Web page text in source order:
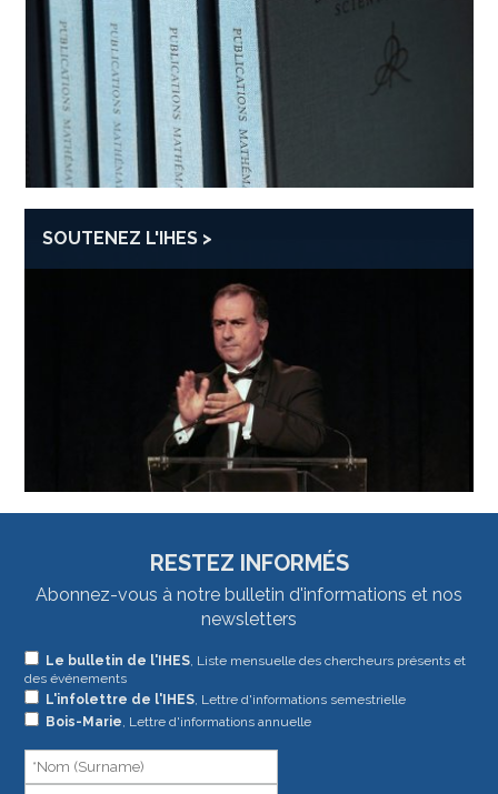
SOUTENEZ L'IHES
RESTEZ INFORMÉS
Abonnez-vous à notre bulletin d'informations et nos
newsletters
Le bulletin de l'IHES, Liste mensuelle des chercheurs présents et
des événements
L'infolettre de l'IHES, Lettre d'informations semestrielle
Bois-Marie , Lettre d'informations annuelle
Si
vous
êtes
humain,
ne